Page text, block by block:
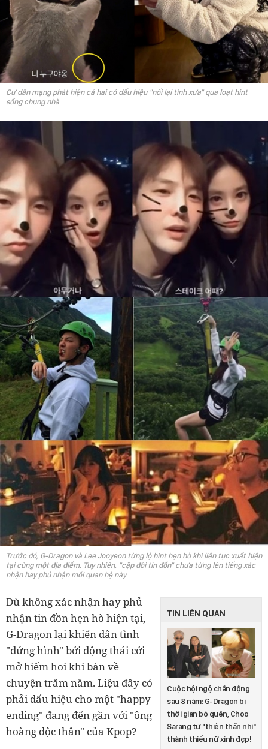
Cư dân mạng phát hiện cả hai có dấu hiệu "nối lại tình xưa" qua loạt hint
sống chung nhà
Trước đó, G-Dragon và Lee Jooyeon từng lộ hint hẹn hò khi liên tục xuất hiện
tại cùng một địa điểm. Tuy nhiên, "cặp đôi tin đồn" chưa từng lên tiếng xác
nhận hay phủ nhận mối quan hệ này
TIN LIÊN QUAN
Cuộc hội ngộ chấn động
sau 8 năm: G-Dragon bị
thời gian bỏ quên, Choo
Sarang từ "thiên thần nhí"
thành thiếu nữ xinh đẹp!
Dù không xác nhận hay phủ
nhận tin đồn hẹn hò hiện tại,
G-Dragon lại khiến dân tình
"đứng hình" bởi động thái cởi
mở hiếm hoi khi bàn về
chuyện trăm năm. Liệu đây có
phải dấu hiệu cho một "happy
ending" đang đến gần với "ông
hoàng độc thân" của Kpop?